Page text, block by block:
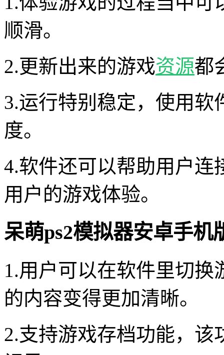
顺滑。
2.更新出来的游戏资源都
3.运行特别稳定，使用
度。
4.软件还可以帮助用户连
用户的游戏体验。
呆萌ps2模拟器安卓手机
1.用户可以在软件里切
的内容变得更加清晰。
2.支持游戏存档功能，